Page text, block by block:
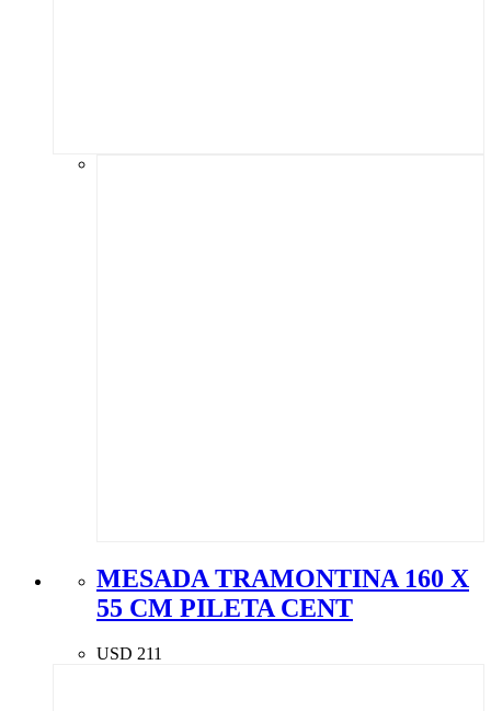
MESADA TRAMONTINA 160 X
55 CM PILETA CENT
USD 211